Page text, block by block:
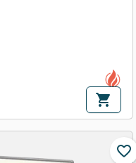
shopping_cart
favorite_border